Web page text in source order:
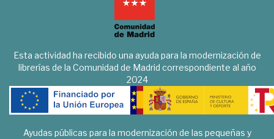
Esta actividad ha recibido una ayuda para la modernización de
librerías de la Comunidad de Madrid correspondiente al año
2024
Ayudas públicas para la modernización de las pequeñas y